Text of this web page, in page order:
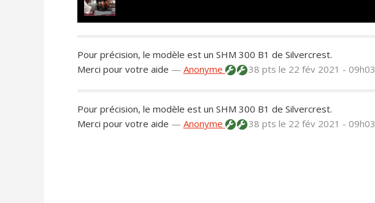
Pour précision, le modèle est un SHM 300 B1 de Silvercrest.
Merci pour votre aide — Anonyme 38 pts le 22 fév 2021 - 09h03
Pour précision, le modèle est un SHM 300 B1 de Silvercrest.
Merci pour votre aide — Anonyme 38 pts le 22 fév 2021 - 09h03